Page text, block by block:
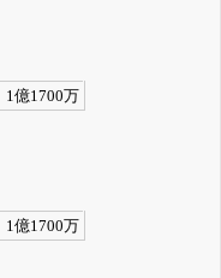
1億1700万
1億1700万